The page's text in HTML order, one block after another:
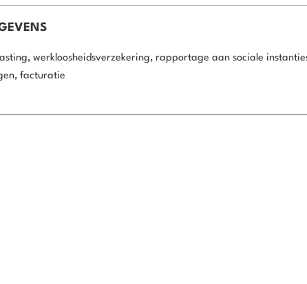
werkloosheidsverzekering, rapportage aan sociale
facturatie